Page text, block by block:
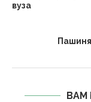
вуза
ВАМ